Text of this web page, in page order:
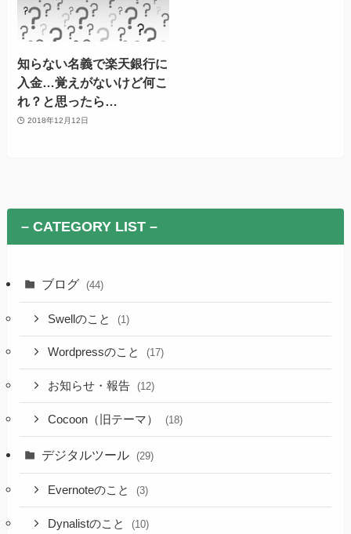
知らない名義で楽天銀行に
入金…覚えがないけど何こ
れ？と思ったら…
2018年12月12日
– CATEGORY LIST –
ブログ (44)
Swellのこと (1)
Wordpressのこと (17)
お知らせ・報告 (12)
Cocoon（旧テーマ） (18)
デジタルツール (29)
Evernoteのこと (3)
Dynalistのこと (10)